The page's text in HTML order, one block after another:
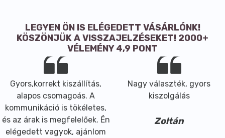
LEGYEN ÖN IS ELÉGEDETT VÁSÁRLÓNK!
KÖSZÖNJÜK A VISSZAJELZÉSEKET! 2000+
VÉLEMÉNY 4,9 PONT
Gyors,korrekt kiszállítás,
alapos csomagoás. A
kommunikáció is tökéletes,
és az árak is megfelelőek. Én
elégedett vagyok, ajánlom
Nagy választék, gyors
kiszolgálás
Zoltán